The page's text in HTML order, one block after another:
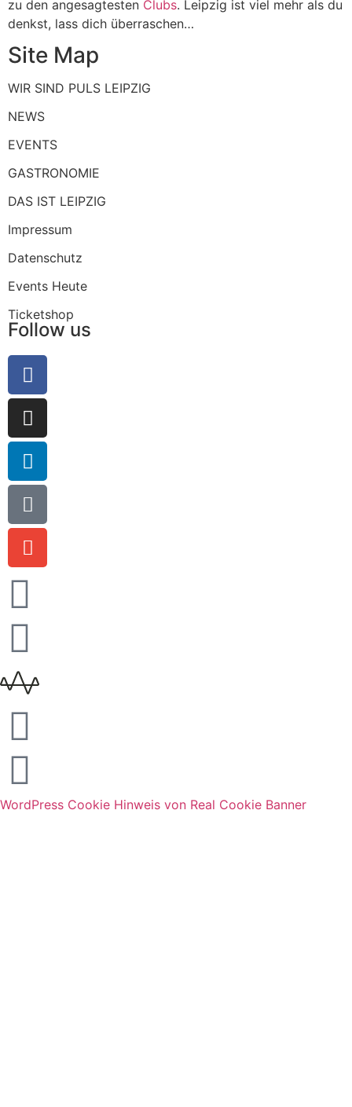
zu den angesagtesten Clubs. Leipzig ist viel mehr als du
denkst, lass dich überraschen…
Site Map
WIR SIND PULS LEIPZIG
NEWS
EVENTS
GASTRONOMIE
DAS IST LEIPZIG
Impressum
Datenschutz
Events Heute
Ticketshop
Follow us
WordPress Cookie Hinweis von Real Cookie Banner